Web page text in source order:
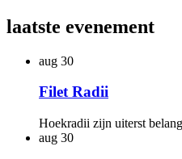
laatste evenement
aug 30
Filet Radii
Hoekradii zijn uiterst
aug 30